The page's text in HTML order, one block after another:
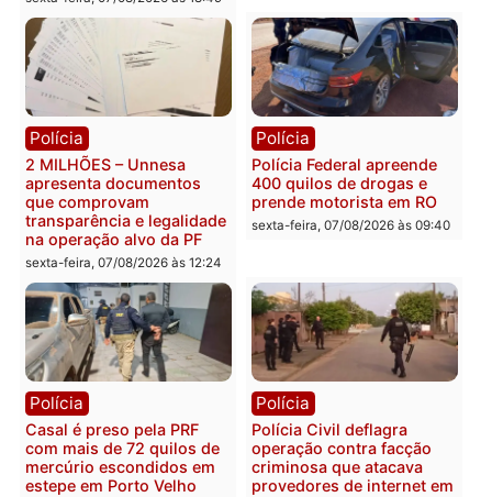
Política
Marcos Rogério apresenta
Plano de Governo com
228 projetos, metas
públicas e
acompanhamento de
resultados
sexta-feira, 07/08/2026 às 18:49
Política
Eleições 2026: Pastor
Evanildo pode ser o
primeiro pastor de
Rondônia na Câmara
Federal
sexta-feira, 07/08/2026 às
Polícia
2 MILHÕES – Unnesa
apresenta documentos
que comprovam
transparência e legalidade
na operação alvo da PF
Polícia
Polícia Federal apreende
400 quilos de drogas e
prende motorista em RO
sexta-feira, 07/08/2026 às